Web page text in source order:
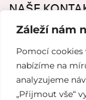
Záleží nám
Pomocí
nabízíme na
analyzujeme
„Přijmout vše“
NAŠE
+420 773
Thámova